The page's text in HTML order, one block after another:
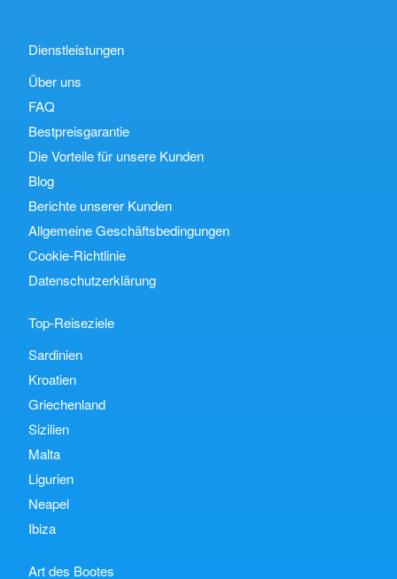
Dienstleistungen
Über uns
FAQ
Bestpreisgarantie
Die Vorteile für unsere Kunden
Blog
Berichte unserer Kunden
Allgemeine Geschäftsbedingungen
Cookie-Richtlinie
Datenschutzerklärung
Top-Reiseziele
Sardinien
Kroatien
Griechenland
Sizilien
Malta
Ligurien
Neapel
Ibiza
Art des Bootes